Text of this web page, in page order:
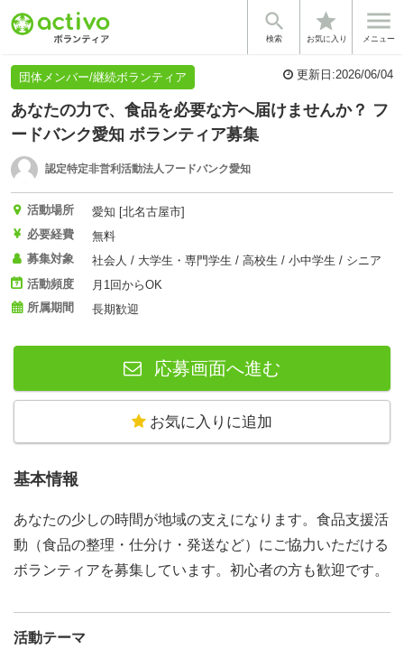

検索
star
お気に入り

メニュー
基本情報 法人情報
団体メンバー/継続ボランティア 更新日:2026/06/04
あなたの力で、食品を必要な方へ届けませんか？ フ
ードバンク愛知 ボランティア募集
認定特定非営利活動法人フードバンク愛知
活動場所
愛知 [北名古屋市]
必要経費
無料
募集対象
社会人 / 大学生・専門学生 / 高校生 / 小中学生 / シニア
活動頻度
月1回からOK
所属期間
長期歓迎
応募画面へ進む
お気に入りに追加
基本情報
あなたの少しの時間が地域の支えになります。食品支援活
動（食品の整理・仕分け・発送など）にご協力いただける
ボランティアを募集しています。初心者の方も歓迎です。
活動テーマ